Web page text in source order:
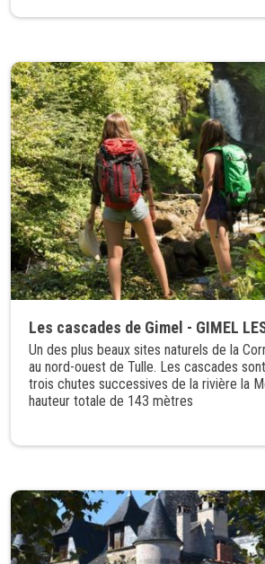
Les cascades de Gimel - GIMEL
Un des plus beaux sites naturels de la
au nord-ouest de Tulle. Les cascades
trois chutes successives de la rivière la
hauteur totale de 143 mètres